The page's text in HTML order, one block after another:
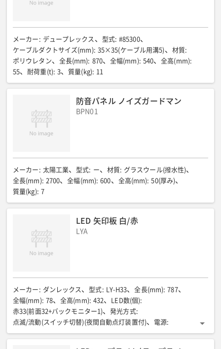
メーカー : デュープレックス 型式: #85300
ケーブルダクトサイズ(mm): 35×35(ケーブル用溝5) 材質:
ポリウレタン
全長(mm): 870 全幅(mm): 540 全高(mm):
55
耐荷重(t): 3 質量(kg): 11
防音パネル ノイズガードマン
BPN01
メーカー : 太陽工業 型式: ー 材質: グラスウール(撥水性)
全長(mm): 2700 全幅(mm): 600 全高(mm): 50(厚み)
質量(kg): 7
LED 矢印板 白/赤
LYA
メーカー : ダンレックス 型式: LY-H33 全長(mm): 787
全幅(mm): 78 全高(mm): 432 LED数(個):
赤33(前面32+バックモニター1)
発光方式:
点滅/流動(スイッチ切替)(夜間自動点灯装置付)
電源:
乾電池/単一形×2本(DC3Ⅴ)
動作時間(時間):